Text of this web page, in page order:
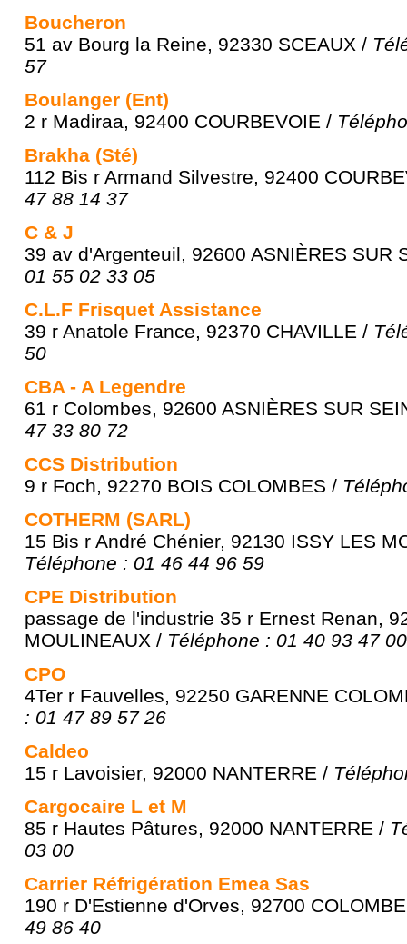
Boucheron
51 av Bourg la Reine, 92330 SCEAUX /
57
Boulanger (Ent)
2 r Madiraa, 92400 COURBEVOIE /
Brakha (Sté)
112 Bis r Armand Silvestre, 92400
47 88 14 37
C & J
39 av d'Argenteuil, 92600 ASNIÈRES SUR
01 55 02 33 05
C.L.F Frisquet Assistance
39 r Anatole France, 92370 CHAVILLE /
50
CBA - A Legendre
61 r Colombes, 92600 ASNIÈRES SUR
47 33 80 72
CCS Distribution
9 r Foch, 92270 BOIS COLOMBES /
COTHERM (SARL)
15 Bis r André Chénier, 92130 ISSY LES
Téléphone : 01 46 44 96 59
CPE Distribution
passage de l'industrie 35 r Ernest Renan,
MOULINEAUX / Téléphone : 01 40 93 47 00
CPO
4Ter r Fauvelles, 92250 GARENNE
: 01 47 89 57 26
Caldeo
15 r Lavoisier, 92000 NANTERRE /
Cargocaire L et M
85 r Hautes Pâtures, 92000 NANTERRE /
03 00
Carrier Réfrigération Emea Sas
190 r D'Estienne d'Orves, 92700
49 86 40